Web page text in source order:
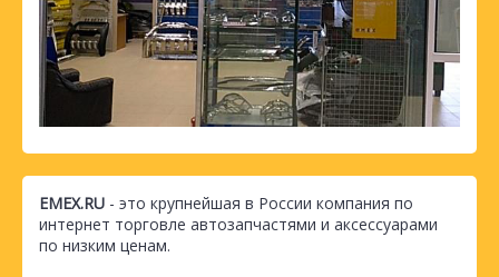
EMEX.RU - это крупнейшая в России компания по
интернет торговле автозапчастями и аксессуарами
по низким ценам.